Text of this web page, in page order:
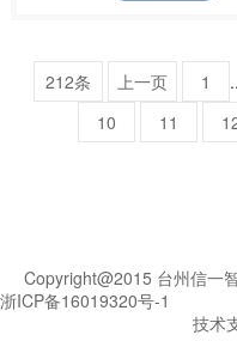
212条 上一页 1 ..
10
11
Copyright@2015 台州信一
浙ICP备16019320号-1
技术